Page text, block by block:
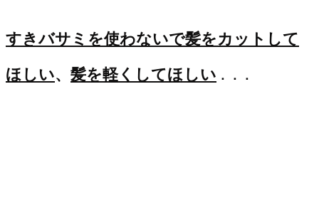
すきバサミを使わないで髪をカットして
ほしい、 髪を軽くしてほしい ．．．